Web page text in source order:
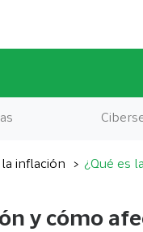
la inflación
¿Qué es
y cómo